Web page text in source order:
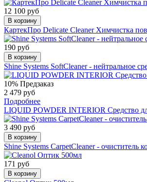
12 100 руб
В корзину
КартекПро Delicate Cleaner Химчистка
190 руб
В корзину
Shine Systems SoftCleaner - нейтральное
10% Предзаказ
2 479 руб
Подробнее
LIQUID POWDER INTERIOR Средство
3 490 руб
В корзину
Shine Systems CarpetCleaner -
171 руб
В корзину